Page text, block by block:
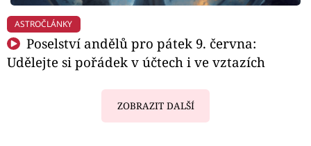
ASTROČLÁNKY
Poselství andělů pro pátek 9. června:
Udělejte si pořádek v účtech i ve vztazích
ZOBRAZIT DALŠÍ